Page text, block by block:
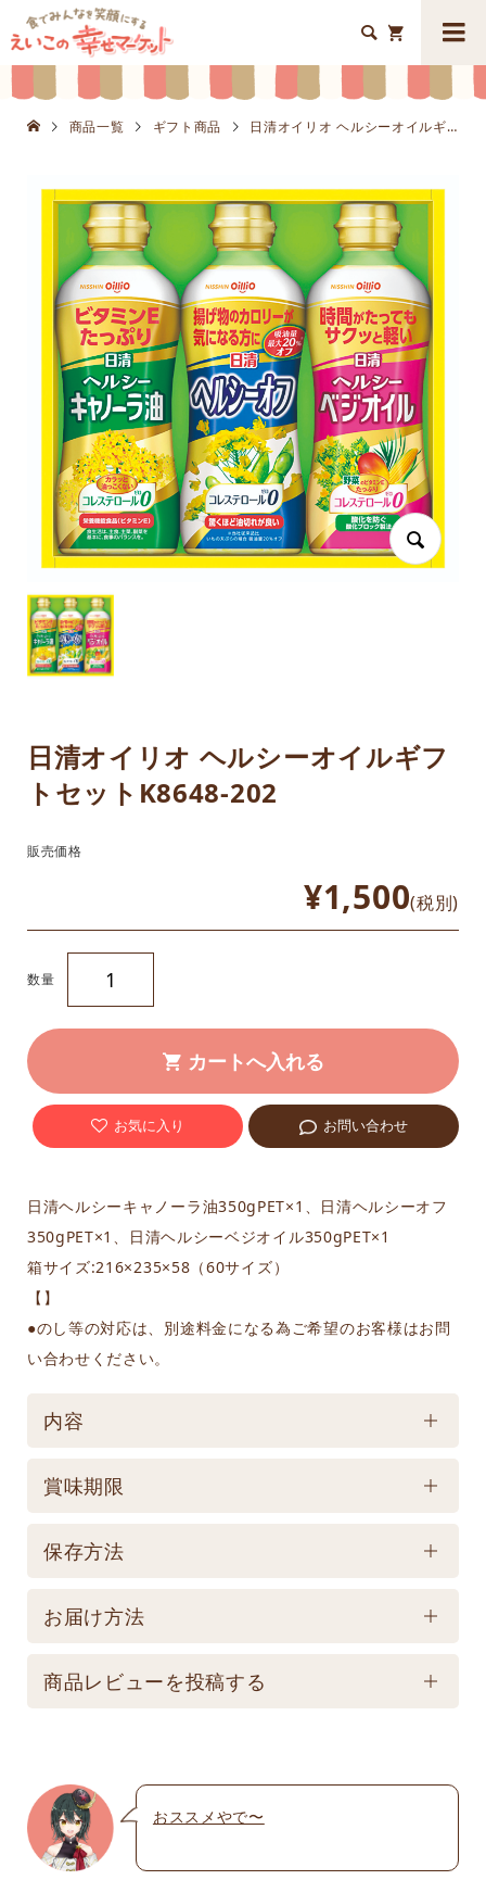


商品一覧 ギフト商品 日清オイリオ ヘルシーオイルギフトセットK8648-202
日清オイリオ ヘルシーオイルギフ
トセットK8648-202
日清ヘルシーキャノーラ油350gPET×1、日清ヘルシーオフ
350gPET×1、日清ヘルシーベジオイル350gPET×1
箱サイズ:216×235×58（60サイズ）
【】
●のし等の対応は、別途料金になる為ご希望のお客様はお問
い合わせください。
販売価格
¥1,500(税別)
数量
お気に入り お問い合わせ
内容
ケース／入数
賞味期限
賞味期限
お届け商品とは異なります。】
保存方法
保存方法
保存は避けてください。
お届け方法
配送方法
発送となります。 ☆画像はイメージとなり変更にな
る為現物を優先してください。 ※人気商品の為、急
遽完売になります。ご容赦下さい。
商品レビューを投稿する
名前 ※ おススメやで〜